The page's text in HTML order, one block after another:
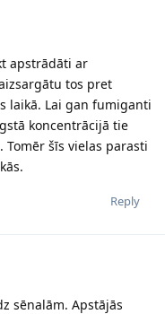
apstrādāti ar
tos pret
laikā. Lai gan fumiganti
koncentrācijā tie
šīs vielas parasti
Reply
sēnalām. Apstājās